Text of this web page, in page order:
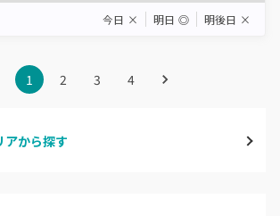
今日 × 明日 ◎ 明後日 ×
1 2 3 4
アから探す